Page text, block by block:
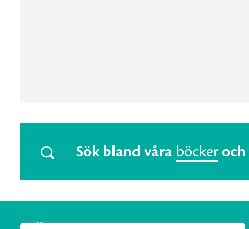
Sök bland våra böcker och